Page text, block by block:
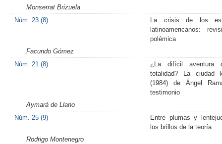
Monserrat Brizuela
Núm. 23 (8)
La crisis de los
latinoamericanos:
polémica
Facundo Gómez
Núm. 21 (8)
¿La difícil aventura
totalidad? La ciudad
(1984) de Ángel
testimonio
Aymará de Llano
Núm. 25 (9)
Entre plumas y
los brillos de la teoría
Rodrigo Montenegro